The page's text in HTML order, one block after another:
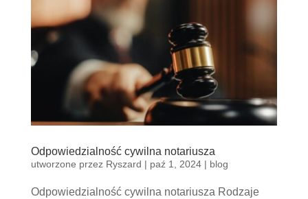
Odpowiedzialność cywilna notariusza
utworzone przez Ryszard | paź 1, 2024| blog
Odpowiedzialność cywilna notariusza Rodzaje